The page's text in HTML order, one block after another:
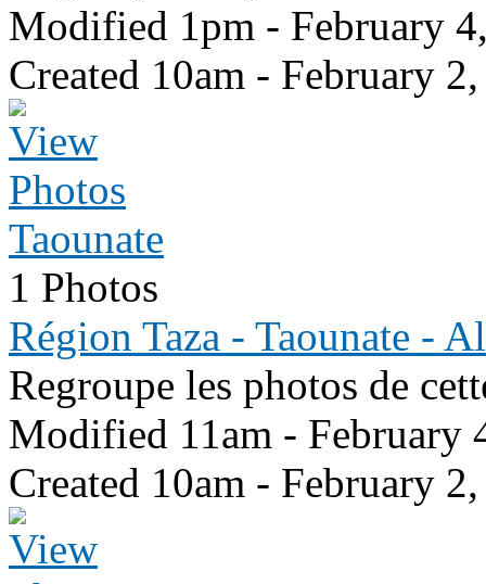
Modified 1pm - February
Created 10am - February
Taounate
1 Photos
Région Taza - Taounate -
Regroupe les photos de
Modified 11am - February
Created 10am - February